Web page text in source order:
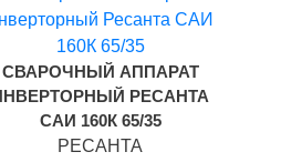
СВАРОЧНЫЙ АППАРАТ
РЕСАНТА
САИ 160К 65/35
РЕСАНТА